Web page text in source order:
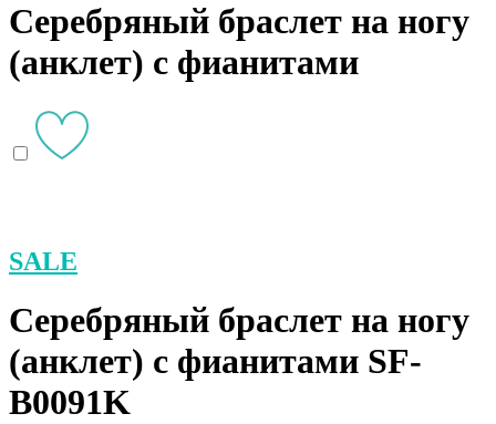
Серебряный браслет на ногу
(анклет) с фианитами
SALE
Серебряный браслет на ногу
(анклет) с фианитами SF-
B0091K